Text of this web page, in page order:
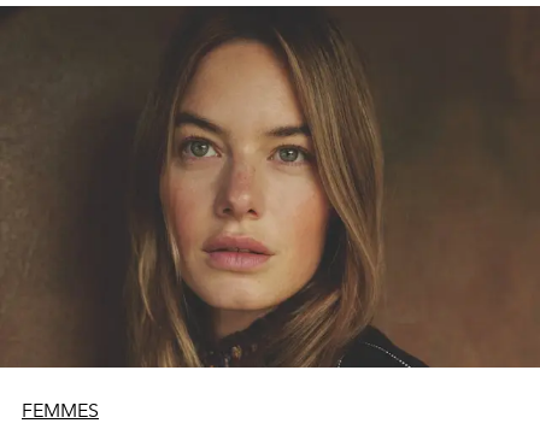
avec le mannequin Coline Aulagnier, l’influenceuse
Alexandra Guerain et Flora Coquerel, présentatrice TV
et présidente d’une association œuvrant au Bénin.
FEMMES